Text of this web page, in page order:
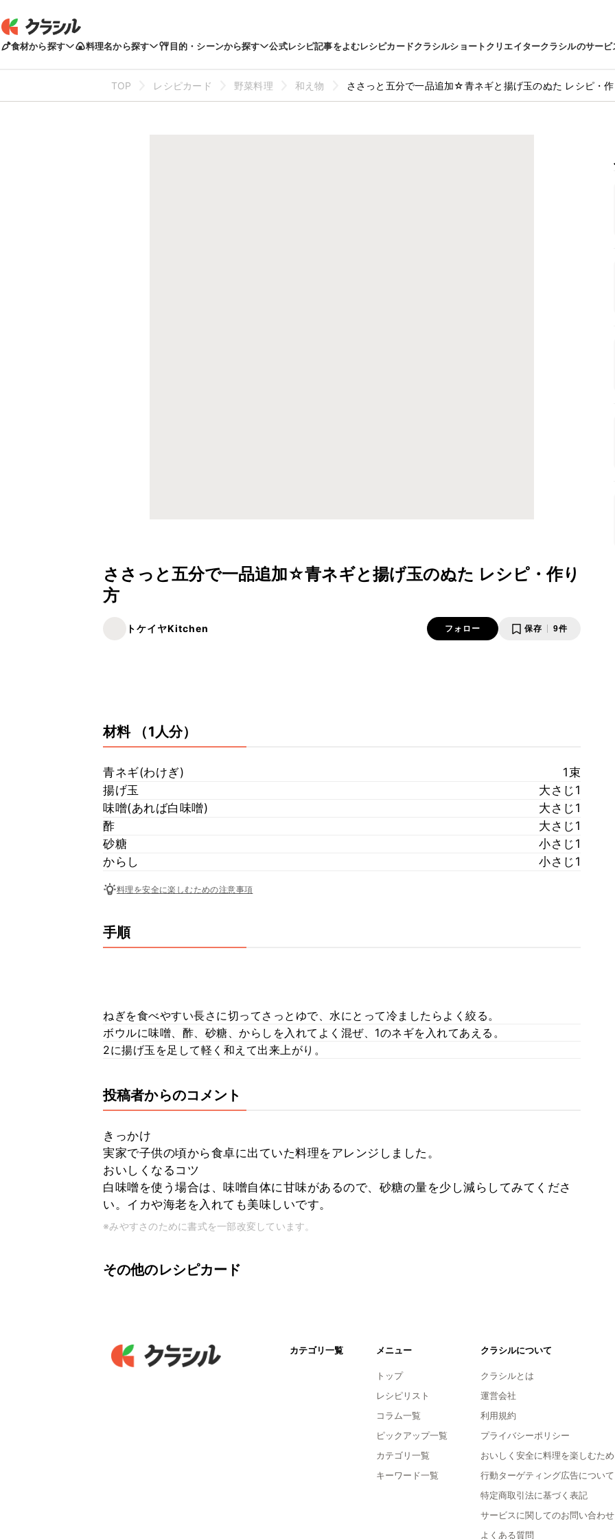
食材から探す 料理名から探す 目的・シーンから探す 公式レシピ記事をよむレシピカードクラシルショートクリエイタークラシルのサービ
TOP レシピカード 野菜料理 和え物 ささっと五分で一品追加☆青ネギと揚げ玉のぬた レシピ・
ささっと五分で一品追加☆青ネギと揚げ玉のぬた レシピ・作り
方
トケイヤKitchen フォロー 保存 9件
材料 （1人分）
青ネギ(わけぎ)
1束
揚げ玉
大さじ1
味噌(あれば白味噌)
大さじ1
酢
大さじ1
砂糖
小さじ1
からし
小さじ1
料理を安全に楽しむための注意事項
手順
ねぎを食べやすい長さに切ってさっとゆで、水にとって冷ましたらよく絞る。
ボウルに味噌、酢、砂糖、からしを入れてよく混ぜ、1のネギを入れてあえる。
2に揚げ玉を足して軽く和えて出来上がり。
投稿者からのコメント
きっかけ
実家で子供の頃から食卓に出ていた料理をアレンジしました。
おいしくなるコツ
白味噌を使う場合は、味噌自体に甘味があるので、砂糖の量を少し減らしてみてくださ
い。イカや海老を入れても美味しいです。
※みやすさのために書式を一部改変しています。
その他のレシピカード
カテゴリ一覧 メニュー
トップ
レシピリスト
コラム一覧
ピックアップ一覧
カテゴリ一覧
キーワード一覧
クラシルについて
クラシルとは
運営会社
利用規約
プライバシーポリシー
おいしく安全に料理を楽しむため
行動ターゲティング広告について
特定商取引法に基づく表記
サービスに関してのお問い合わせ
よくある質問